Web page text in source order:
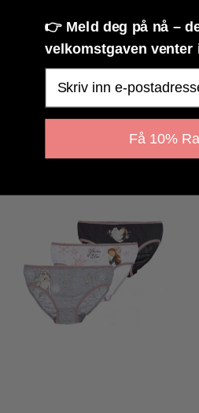
👉 Meld deg på nå –
velkomstgaven
Email
Få 10%